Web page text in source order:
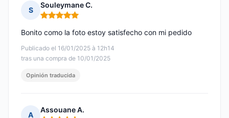
S
Souleymane C.
Nota: 5 de 5
Publicado el 16/01/2025 à 12h14
tras una compra de 10/01/2025
Bonito como la foto estoy satisfecho con mi pedido
Opinión traducida
A
Assouane A.